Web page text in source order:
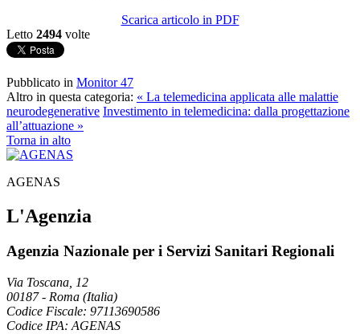
Scarica articolo in PDF
Letto 2494 volte
Pubblicato in Monitor 47
Altro in questa categoria: « La telemedicina applicata alle malattie
neurodegenerative Investimento in telemedicina: dalla progettazione
all’attuazione »
Torna in alto
AGENAS
L'Agenzia
Agenzia Nazionale per i Servizi Sanitari Regionali
Via Toscana, 12
00187- Roma (Italia)
Codice Fiscale: 97113690586
Codice IPA: AGENAS